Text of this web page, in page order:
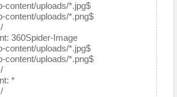
content/uploads/*.jpg$
content/uploads/*.png$
360Spider-Image
content/uploads/*.jpg$
content/uploads/*.png$
*